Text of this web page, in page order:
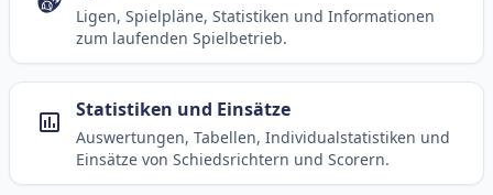
Ligen, Spielpläne, Statistiken und Informationen
zum laufenden Spielbetrieb.
Statistiken und Einsätze
Auswertungen, Tabellen, Individualstatistiken und
Einsätze von Schiedsrichtern und Scorern.